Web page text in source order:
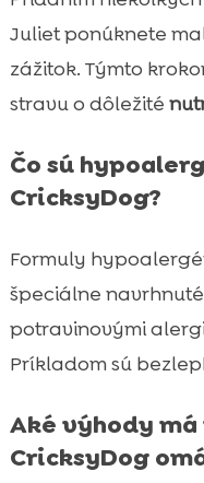
Juliet ponúknete
zážitok. Týmto
stravu o dôležité
Čo sú
CricksyDog?
Formuly
špeciálne
potravinovými
Príkladom sú
Aké výhody
CricksyDog